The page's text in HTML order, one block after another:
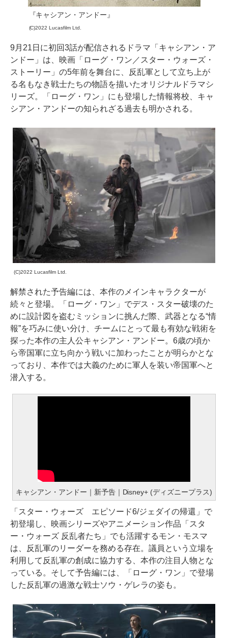
『キャシアン・アンドー』
(C)2022 Lucasfilm Ltd.
9月21日に初回3話が配信されるドラマ「キャシアン・ア
ンドー」は、映画「ローグ・ワン／スター・ウォーズ・
ストーリー」の5年前を舞台に、反乱軍として立ち上が
る名もなき戦士たちの物語を描いたオリジナルドラマシ
リーズ。「ローグ・ワン」にも登場した情報将校、キャ
シアン・アンドーの知られざる過去も明かされる。
(C)2022 Lucasfilm Ltd.
解禁された予告編には、本作のメインキャラクターが
続々と登場。「ローグ・ワン」でデス・スター破壊のた
めに設計図を盗むミッションに挑んだ際、武器となる“情
報”を巧みに使い分け、チームにとって最も有効な戦術を
探った本作の主人公キャシアン・アンドー。6歳の頃か
ら帝国軍に立ち向かう戦いに加わったことが明らかとな
っており、本作では大義のために軍人を装い帝国軍へと
潜入する。
キャシアン・アンドー｜新予告｜Disney+ (ディズニープラス)
「スター・ウォーズ エピソード6/ジェダイの帰還」で
初登場し、映画シリーズやアニメーション作品「スタ
ー・ウォーズ 反乱者たち」でも活躍するモン・モスマ
は、反乱軍のリーダーを務める存在。議員という立場を
利用して反乱軍の創成に協力する、本作の注目人物とな
っている。そして予告編には、「ローグ・ワン」で登場
した反乱軍の過激な戦士ソウ・ゲレラの姿も。